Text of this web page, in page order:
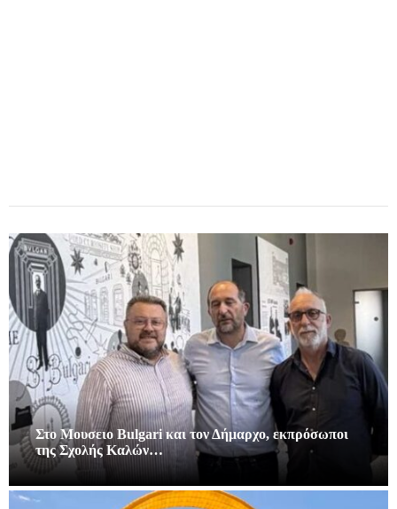
Στο Μουσειο Bulgari και τον Δήμαρχο, εκπρόσωποι
της Σχολής Καλών…